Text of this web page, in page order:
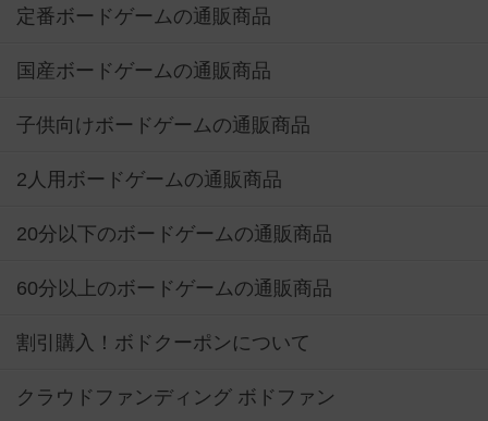
定番ボードゲームの通販商品
国産ボードゲームの通販商品
子供向けボードゲームの通販商品
2人用ボードゲームの通販商品
20分以下のボードゲームの通販商品
60分以上のボードゲームの通販商品
割引購入！ボドクーポンについて
クラウドファンディング ボドファン